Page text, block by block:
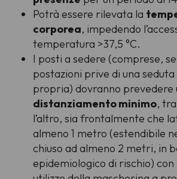
Potrà essere rilevata la
corporea, impedendo
temperatura >37,5 °C.
I posti a sedere (comprese,
postazioni prive di una
propria) dovranno prevedere
distanziamento minimo,
l’altro, sia frontalmente che
almeno 1 metro (estendibile
chiuso ad almeno 2 metri, in
epidemiologico di rischio) con